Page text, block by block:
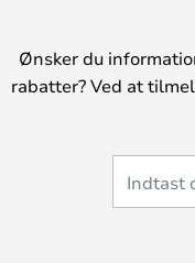
Ønsker du
rabatter? Ved at